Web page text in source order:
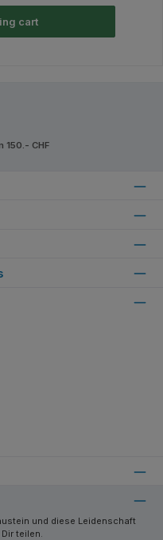
cart
150.- CHF
und diese Leidenschaft
teilen.